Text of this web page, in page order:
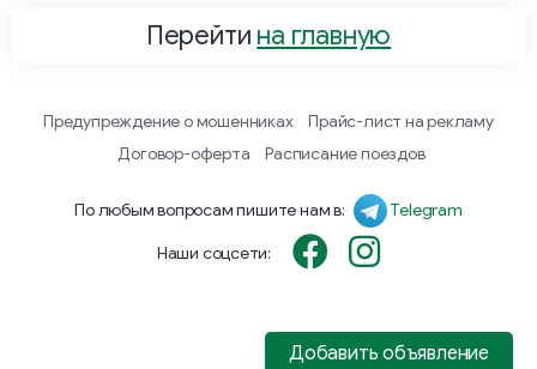
Перейти на главную
Предупреждение о мошенниках
Прайс-лист на рекламу
Договор-оферта
Расписание поездов
По любым вопросам пишите нам в: Telegram
Наши соцсети:
Добавить объявление